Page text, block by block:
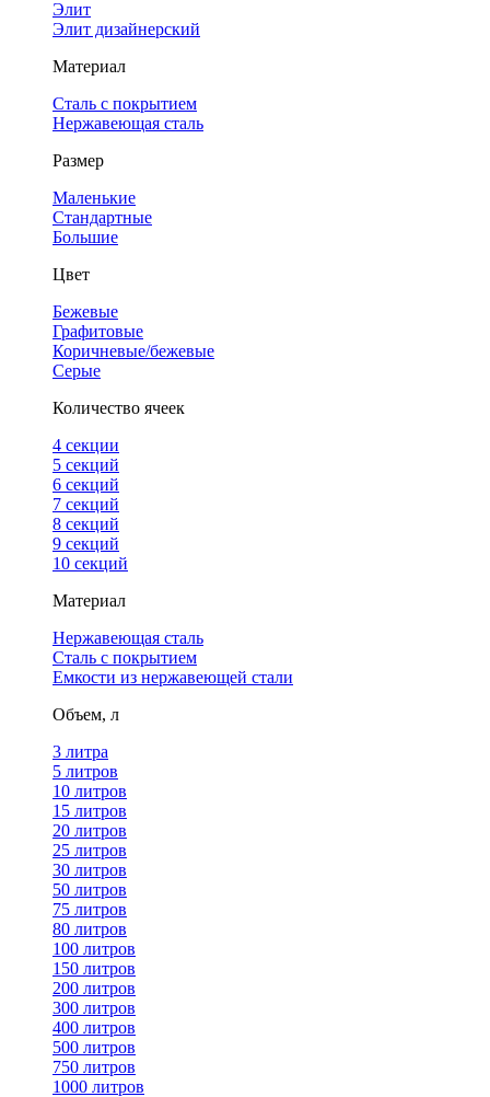
Элит
Элит дизайнерский
Материал
Сталь с покрытием
Нержавеющая сталь
Размер
Маленькие
Стандартные
Большие
Цвет
Бежевые
Графитовые
Коричневые/бежевые
Серые
Количество ячеек
4 cекции
5 секций
6 секций
7 секций
8 секций
9 секций
10 секций
Материал
Нержавеющая сталь
Сталь с покрытием
Емкости из нержавеющей стали
Объем, л
3 литра
5 литров
10 литров
15 литров
20 литров
25 литров
30 литров
50 литров
75 литров
80 литров
100 литров
150 литров
200 литров
300 литров
400 литров
500 литров
750 литров
1000 литров